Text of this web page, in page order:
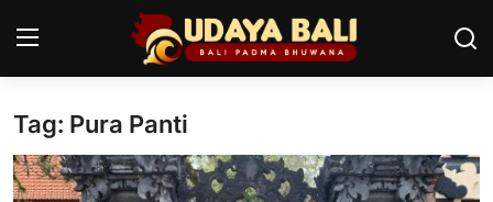
Home
Pura
Tag: Pura Panti